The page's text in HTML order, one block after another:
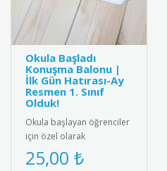
Okula Başladı
Konuşma Balonu |
İlk Gün Hatırası-Ay
Resmen 1. Sınıf
Olduk!
Okula başlayan öğrenciler
için özel olarak
tasarlanmış konuşma
balonu. Anaokulu, ilkokul
25,00 ₺